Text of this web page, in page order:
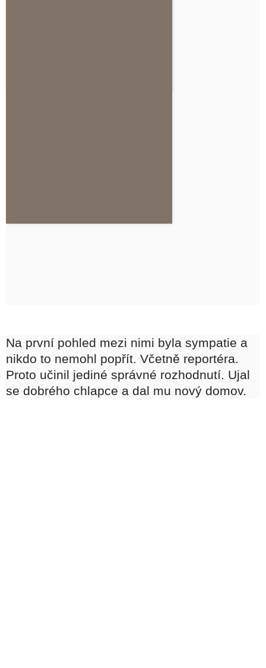
Na první pohled mezi nimi byla sympatie a
nikdo to nemohl popřít. Včetně reportéra.
Proto učinil jediné správné rozhodnutí. Ujal
se dobrého chlapce a dal mu nový domov.